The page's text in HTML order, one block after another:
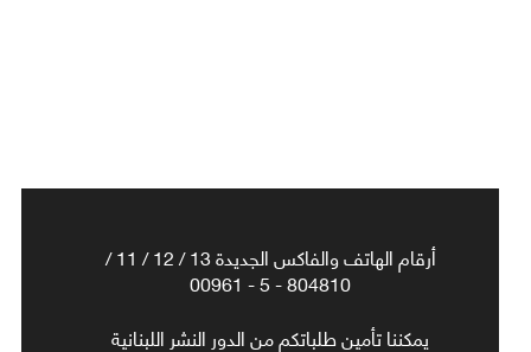
أرقام الهاتف والفاكس الجديدة 13 / 12 / 11 /
804810 - 5 - 00961
يمكننا تأمين طلباتكم من الدور النشر اللبنانية